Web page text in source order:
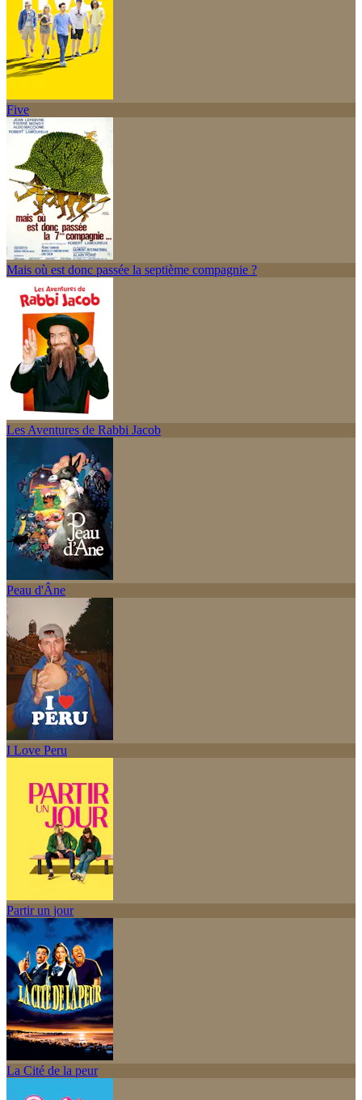
Five
Mais où est donc passée la septième compagnie ?
Les Aventures de Rabbi Jacob
Peau d'Âne
I Love Peru
Partir un jour
La Cité de la peur